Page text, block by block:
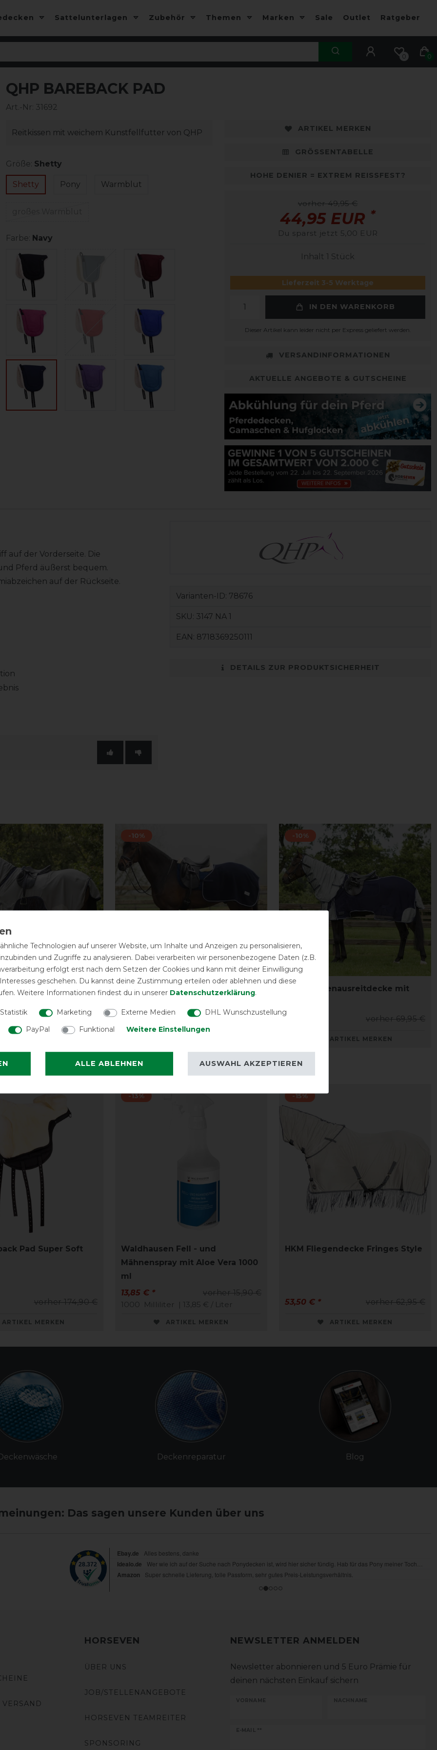
Sattelunterlagen Zubehör Themen Marken Sale Outlet Ratgeber
0 0
QHP BAREBACK PAD
Art.-Nr: 31692
Reitkissen mit weichem Kunstfellfutter von QHP
Größe: Shetty
Shetty Pony Warmblut
Farbe: Navy
ARTIKEL MERKEN
GRÖSSENTABELLE
HOHE DENIER = EXTREM REISSFEST?
vorher 49,95 €
44,95 EUR *
Du sparst jetzt 5,00 EUR
Inhalt 1 Stück
Lieferzeit 3-5 Werktage
IN DEN WARENKORB
Dieser Artikel kann leider nicht per Express geliefert werden.
VERSANDINFORMATIONEN
AKTUELLE ANGEBOTE & GUTSCHEINE
auf der Vorderseite. Die
Pferd äußerst bequem.
auf der Rückseite.
Varianten-ID: 78676
SKU: 3147 NA 1
EAN: 8718369250111
DETAILS ZUR PRODUKTSICHERHEIT
mit
vorher 69,95 €
-10%
QHP Ausreitdecke Quarter aus
-10%
QHP Fliegenausreitdecke mit
vorher 69,95 €
62,95 € *
ARTIKEL MERKEN
Pad Super Soft
vorher 174,90 €
ARTIKEL MERKEN
-13%
Waldhausen Fell - und
Mähnenspray mit Aloe Vera 1000
ml
vorher 15,90 €
13,85 € *
1000 Milliliter | 13,85 € / Liter
ARTIKEL MERKEN
-15%
HKM Fliegendecke Fringes Style
vorher 62,95 €
53,50 € *
ARTIKEL MERKEN
Deckenreparatur Blog
Das sagen unsere Kunden über uns
HORSEVEN
ÜBER UNS
JOB/STELLENANGEBOTE
HORSEVEN TEAMREITER
SPONSORING
NEWSLETTER ANMELDEN
Newsletter abonnieren und 5 Euro Prämie für
deinen nächsten Einkauf sichern
VORNAME NACHNAME
E-MAIL **
Newsletter
Technologien auf unserer Website, um Inhalte und Anzeigen zu personalisieren,
und Zugriffe zu analysieren. Dabei verarbeiten wir personenbezogene Daten (z.B.
erfolgt erst nach dem Setzen der Cookies und kann mit deiner Einwilligung
geschehen. Du kannst deine Zustimmung erteilen oder ablehnen und diese
Weitere Informationen findest du in unserer Daten­schutz­erklärung.
Statistik Marketing Externe Medien
DHL Wunschzustellung
PayPal
Funktional Weitere Einstellungen
ALLE ABLEHNEN AUSWAHL AKZEPTIEREN